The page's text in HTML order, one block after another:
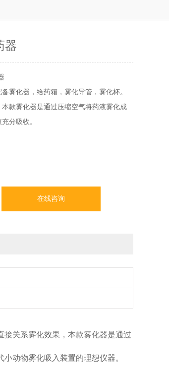
器
雾化器，给药箱，雾化导管，雾化杯。
款雾化器是通过压缩空气将药液雾化成
分吸收。
在线咨询
关系雾化效果，本款雾化器是通过
动物雾化吸入装置的理想仪器。